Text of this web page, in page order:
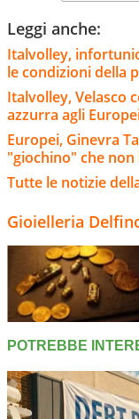
Leggi anche:
Italvolley,
le condizioni della
Italvolley, Velasco
azzurra agli
Europei, Ginevra
"giochino" che non
Tutte le notizie
Gioielleria